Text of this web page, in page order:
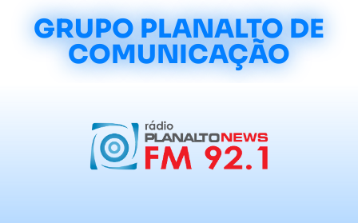
GRUPO PLANALTO DE
COMUNICAÇÃO